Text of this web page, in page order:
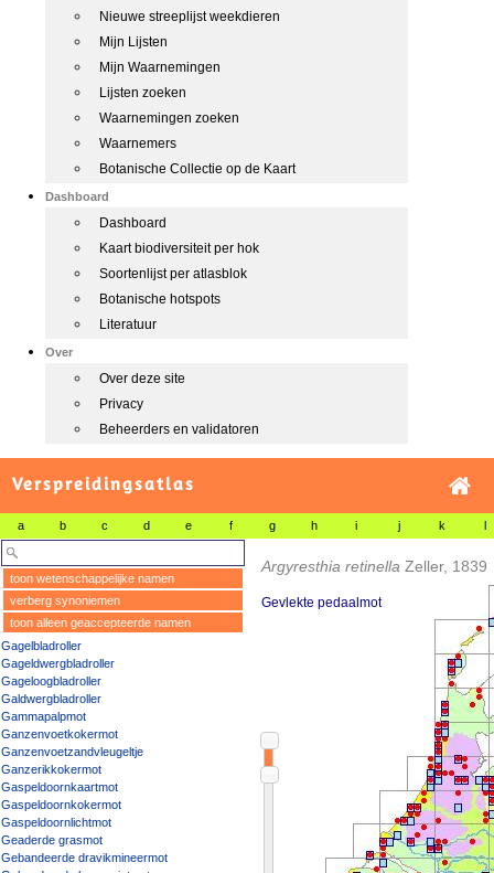
Nieuwe streeplijst weekdieren
Mijn Lijsten
Mijn Waarnemingen
Lijsten zoeken
Waarnemingen zoeken
Waarnemers
Botanische Collectie op de Kaart
Dashboard
Dashboard
Kaart biodiversiteit per hok
Soortenlijst per atlasblok
Botanische hotspots
Literatuur
Over
Over deze site
Privacy
Beheerders en validatoren
Verspreidingsatlas
a b c d e f g h i j k l
toon wetenschappelijke namen
verberg synoniemen
toon alleen geaccepteerde namen
Gagelbladroller
Gageldwergbladroller
Gageloogbladroller
Galdwergbladroller
Gammapalpmot
Ganzenvoetkokermot
Ganzenvoetzandvleugeltje
Ganzerikkokermot
Gaspeldoornkaartmot
Gaspeldoornkokermot
Gaspeldoornlichtmot
Geaderde grasmot
Gebandeerde dravikmineermot
Argyresthia retinella Zeller, 1839
Gevlekte pedaalmot